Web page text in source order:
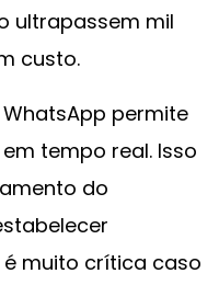
ultrapassem mil
custo.
permite
tempo real. Isso
do
muito crítica caso